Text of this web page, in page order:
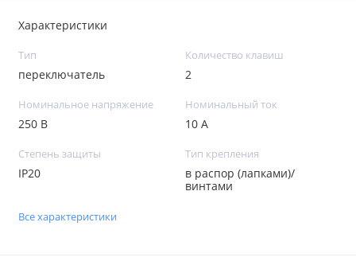
Характеристики
Тип
переключатель
Количество клавиш
2
Номинальное напряжение
250 В
Номинальный ток
10 А
Степень защиты
IP20
Тип крепления
в распор (лапками)/
винтами
Все характеристики